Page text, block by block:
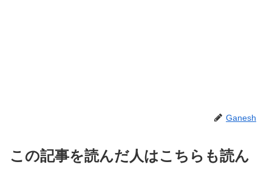
Ganesh
この記事を読んだ人はこちらも読ん